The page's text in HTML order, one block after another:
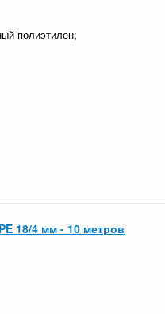
полиэтилен;
18/4 мм - 10 метров